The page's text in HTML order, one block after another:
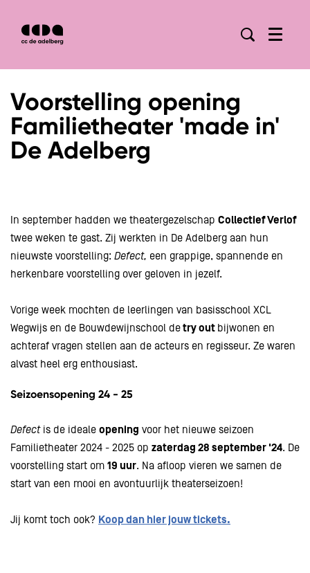
Menu
Voorstelling opening
Familietheater 'made in'
De Adelberg
In september hadden we theatergezelschap Collectief Verlof
twee weken te gast. Zij werkten in De Adelberg aan hun
nieuwste voorstelling: Defect, een grappige, spannende en
herkenbare voorstelling over geloven in jezelf.
Vorige week mochten de leerlingen van basisschool XCL
Wegwijs en de Bouwdewijnschool detry out bijwonen en
achteraf vragen stellen aan de acteurs en regisseur. Ze waren
alvast heel erg enthousiast.
Seizoensopening 24 - 25
Defectis de ideale opening voor het nieuwe seizoen
Familietheater 2024 - 2025 op zaterdag 28 september '24. De
voorstelling start om 19 uur. Na afloop vieren we samen de
start van een mooi en avontuurlijk theaterseizoen!
Jij komt toch ook? Koop dan hier jouw tickets.